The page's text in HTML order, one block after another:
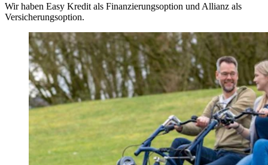
Wir haben Easy Kredit als Finanzierungsoption und Allianz als
Versicherungsoption.